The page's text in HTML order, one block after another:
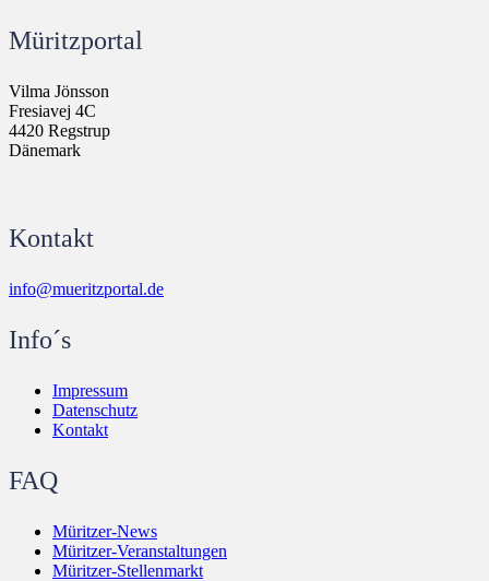
Müritzportal
Vilma Jönsson
Fresiavej 4C
4420 Regstrup
Dänemark
Kontakt
info@mueritzportal.de
Info´s
Impressum
Datenschutz
Kontakt
FAQ
Müritzer-News
Müritzer-Veranstaltungen
Müritzer-Stellenmarkt